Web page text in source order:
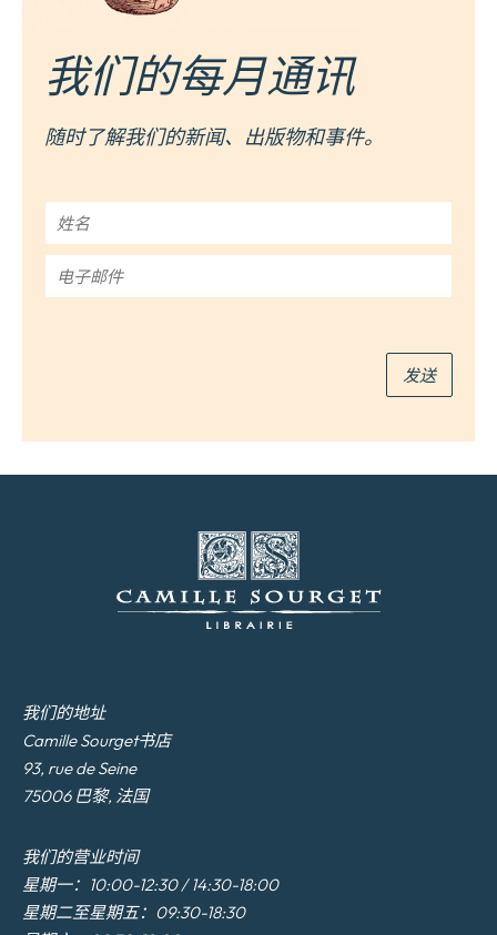
我们的每月通讯
随时了解我们的新闻、出版物和事件。
名
*电
子
发送
我们的地址
Camille Sourget书店
93, rue de Seine
75006 巴黎, 法国
我们的营业时间
星期一：10:00-12:30 / 14:30-18:00
星期二至星期五：09:30-18:30